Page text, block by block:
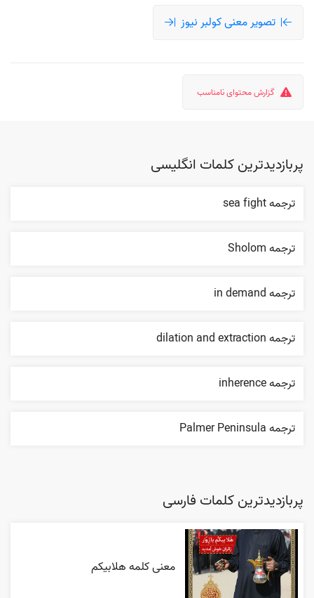
تصویر معنی کولبر نیوز
گزارش محتوای نامناسب
پربازدیدترین کلمات انگلیسی
ترجمه sea fight
ترجمه Sholom
ترجمه in demand
ترجمه dilation and extraction
ترجمه inherence
ترجمه Palmer Peninsula
پربازدیدترین کلمات فارسی
معنی کلمه هلابیکم